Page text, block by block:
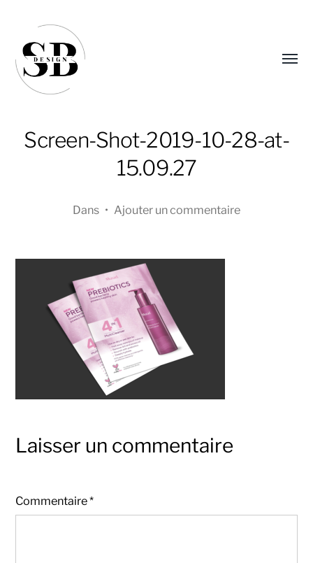
Sandra
Boucher
Screen-Shot-2019-10-28-at-
15.09.27
Dans • Ajouter un commentaire
Laisser un commentaire
Commentaire*